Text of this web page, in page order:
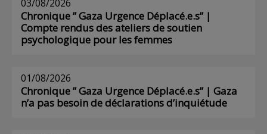
03/08/2026
Chronique ” Gaza Urgence Déplacé.e.s” |
Compte rendus des ateliers de soutien
psychologique pour les femmes
01/08/2026
Chronique ” Gaza Urgence Déplacé.e.s” | Gaza
n’a pas besoin de déclarations d’inquiétude